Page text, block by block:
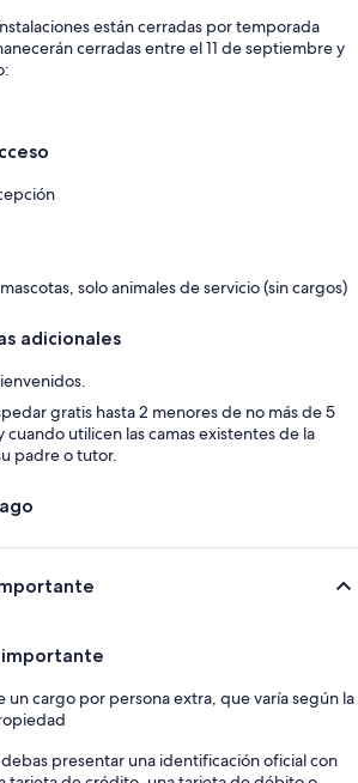
están cerradas por temporada
cerradas entre el 11 de septiembre y
solo animales de servicio (sin cargos)
adicionales
gratis hasta 2 menores de no más de 5
cuando utilicen las camas existentes de la
padre o tutor.
un cargo por persona extra, que varía según la
presentar una identificación oficial con